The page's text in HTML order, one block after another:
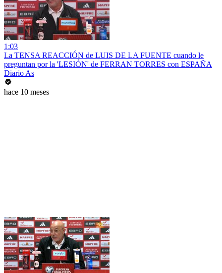
1:03
La TENSA REACCIÓN de LUIS DE LA FUENTE cuando le
preguntan por la 'LESIÓN' de FERRAN TORRES con ESPAÑA
Diario As
hace 10 meses